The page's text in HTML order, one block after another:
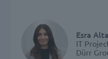
Esra
IT
Dürr